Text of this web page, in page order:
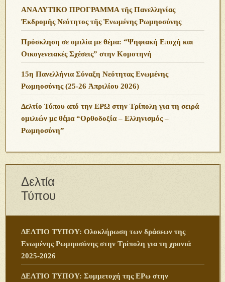
ΑΝΑΛΥΤΙΚΟ ΠΡΟΓΡΑΜΜΑ τῆς Πανελληνίας
Ἐκδρομῆς Νεότητος τῆς Ἑνωμένης Ρωμηοσύνης
Πρόσκληση σε ομιλία με θέμα: “Ψηφιακή Εποχή και
Οικογενειακές Σχέσεις” στην Κομοτηνή
15η Πανελλήνια Σύναξη Νεότητας Ενωμένης
Ρωμηοσύνης (25-26 Ἀπριλίου 2026)
Δελτίο Τύπου από την ΕΡΩ στην Τρίπολη για τη σειρά
ομιλιών με θέμα “Ορθοδοξία – Ελληνισμός –
Ρωμηοσύνη”
Δελτία
Τύπου
ΔΕΛΤΙΟ ΤΥΠΟΥ: Ολοκλήρωση των δράσεων της
Ενωμένης Ρωμηοσύνης στην Τρίπολη για τη χρονιά
2025-2026
ΔΕΛΤΙΟ ΤΥΠΟΥ: Συμμετοχή της ΕΡω στην